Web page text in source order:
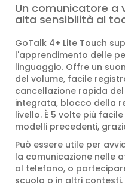
Un comunicatore a
alta sensibilità al
GoTalk 4+ Lite Touch
l'apprendimento delle
linguaggio. Offre un
del volume, facile
cancellazione rapida
integrata, blocco della
livello. È 5 volte più
modelli precedenti,
Può essere utile per
la comunicazione nelle
al telefono, o
scuola o in altri contesti.